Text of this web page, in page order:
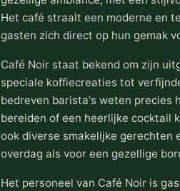
Het café straalt een moderne en
gasten zich direct op hun gemak
Café Noir staat bekend om zijn
speciale koffiecreaties tot
bedreven barista's weten precies
bereiden of een heerlijke cocktail
ook diverse smakelijke gerechten
overdag als voor een gezellige
Het personeel van Café Noir is